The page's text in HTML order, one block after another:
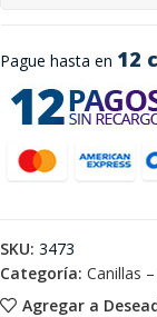
Pague hasta en 12
Agregar a
SKU: 3473
Categoría: Canillas